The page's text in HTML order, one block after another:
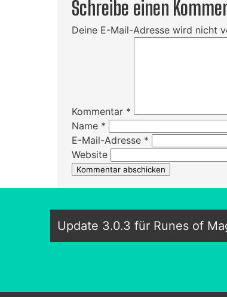
Schreibe einen
Deine E-Mail-Adresse wird nicht
Kommentar *
Name *
E-Mail-Adresse *
Website
Update 3.0.3 für Runes of